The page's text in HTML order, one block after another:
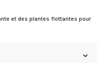
et des plantes flottantes pour